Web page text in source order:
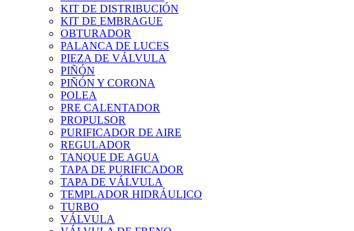
KIT DE DISTRIBUCIÓN
KIT DE EMBRAGUE
OBTURADOR
PALANCA DE LUCES
PIEZA DE VÁLVULA
PIÑÓN
PIÑÓN Y CORONA
POLEA
PRE CALENTADOR
PROPULSOR
PURIFICADOR DE AIRE
REGULADOR
TANQUE DE AGUA
TAPA DE PURIFICADOR
TAPA DE VÁLVULA
TEMPLADOR HIDRÁULICO
TURBO
VÁLVULA